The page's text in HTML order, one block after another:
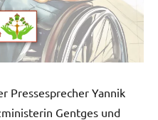
Pressesprecher Yannik
Gentges und